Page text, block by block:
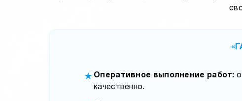
★ Оперативное выполнение работ:
качественно.